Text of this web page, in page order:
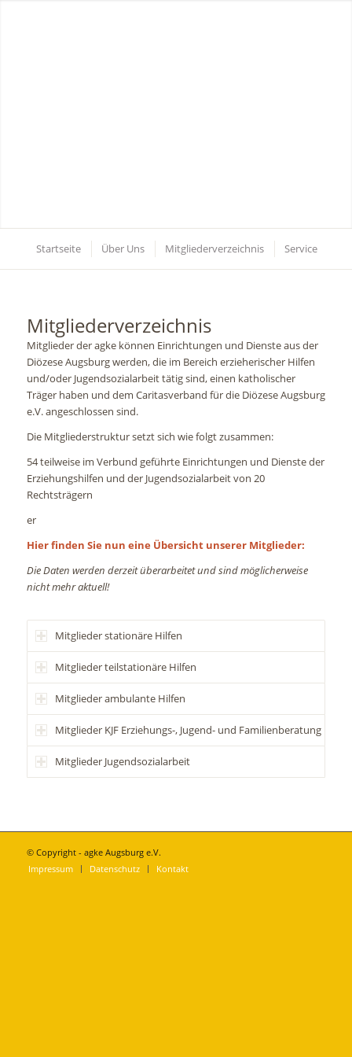
Startseite Über Uns Mitgliederverzeichnis Service
Mitgliederverzeichnis
Mitglieder der agke können Einrichtungen und Dienste aus der
Diözese Augsburg werden, die im Bereich erzieherischer Hilfen
und/oder Jugendsozialarbeit tätig sind, einen katholischer
Träger haben und dem Caritasverband für die Diözese Augsburg
e.V. angeschlossen sind.
Die Mitgliederstruktur setzt sich wie folgt zusammen:
54 teilweise im Verbund geführte Einrichtungen und Dienste der
Erziehungshilfen und der Jugendsozialarbeit von 20
Rechtsträgern
er
Hier finden Sie nun eine Übersicht unserer Mitglieder:
Die Daten werden derzeit überarbeitet und sind möglicherweise
nicht mehr aktuell!
Mitglieder stationäre Hilfen
Mitglieder teilstationäre Hilfen
Mitglieder ambulante Hilfen
Mitglieder KJF Erziehungs-, Jugend- und Familienberatung
Mitglieder Jugendsozialarbeit
© Copyright - agke Augsburg e.V.
Impressum
Datenschutz Kontakt